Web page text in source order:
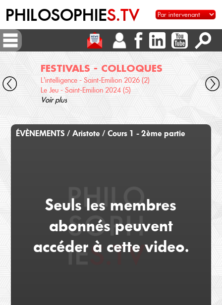
PHILOSOPHIES.TV
FESTIVALS - COLLOQUES
L'intelligence - Saint-Emilion 2026 (2)
Le Jeu - Saint-Emilion 2024 (5)
Voir plus
ÉVÈNEMENTS / Aristote / Cours 1 - 2ème partie
Seuls les membres
abonnés peuvent
accéder à cette video.